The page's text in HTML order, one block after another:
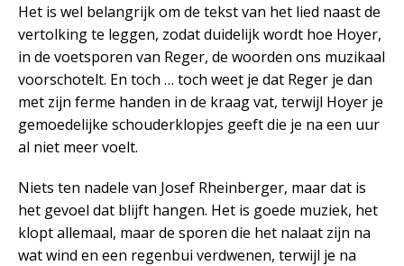
Het is wel belangrijk om de tekst van het lied naast de
vertolking te leggen, zodat duidelijk wordt hoe Hoyer,
in de voetsporen van Reger, de woorden ons muzikaal
voorschotelt. En toch … toch weet je dat Reger je dan
met zijn ferme handen in de kraag vat, terwijl Hoyer je
gemoedelijke schouderklopjes geeft die je na een uur
al niet meer voelt.
Niets ten nadele van Josef Rheinberger, maar dat is
het gevoel dat blijft hangen. Het is goede muziek, het
klopt allemaal, maar de sporen die het nalaat zijn na
wat wind en een regenbui verdwenen, terwijl je na